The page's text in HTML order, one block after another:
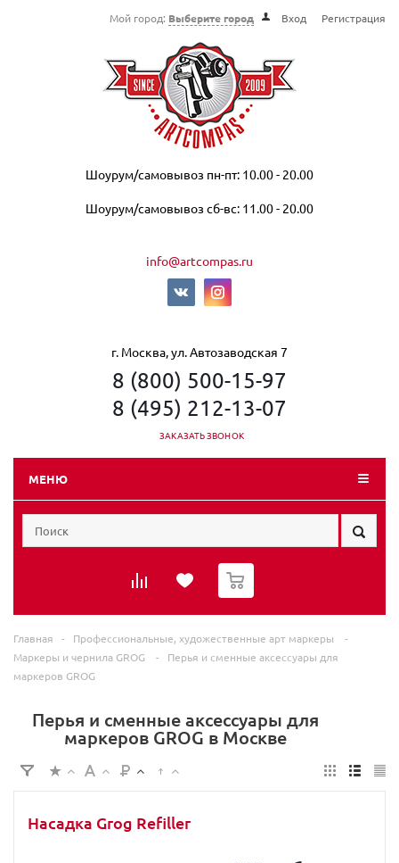
Мой город: Выберите город Вход Регистрация
Шоурум/самовывоз пн-пт: 10.00 - 20.00
Шоурум/самовывоз сб-вс: 11.00 - 20.00
info@artcompas.ru
г. Москва, ул. Автозаводская 7
8 (800) 500-15-97
8 (495) 212-13-07
ЗАКАЗАТЬ ЗВОНОК
МЕНЮ
0
Главная - Профессиональные, художественные арт маркеры
-
Маркеры и чернила GROG
-
Перья и сменные аксессуары для
маркеров GROG
Перья и сменные аксессуары для
маркеров GROG в Москве
Насадка Grog Refiller